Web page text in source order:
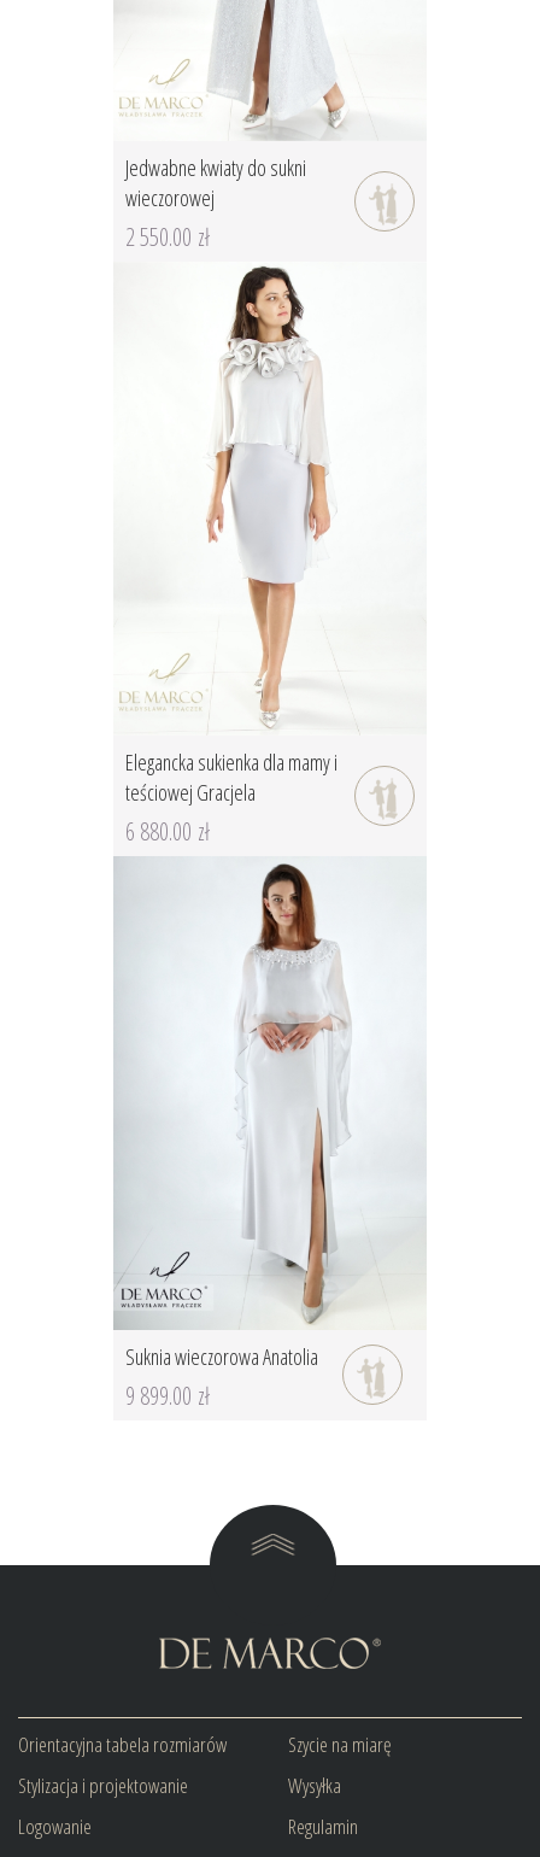
Jedwabne kwiaty do sukni
wieczorowej
2 550.00 zł
Elegancka sukienka dla mamy i
teściowej Gracjela
6 880.00 zł
Suknia wieczorowa Anatolia
9 899.00 zł
Orientacyjna tabela rozmiarów
Stylizacja i projektowanie
Logowanie
Szycie na miarę
Wysyłka
Regulamin